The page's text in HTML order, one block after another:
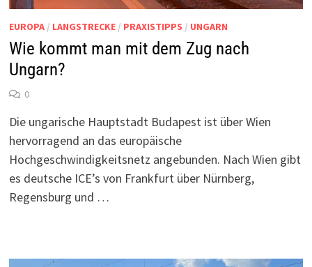
EUROPA/ LANGSTRECKE/ PRAXISTIPPS / UNGARN
Wie kommt man mit dem Zug nach
Ungarn?
0
Die ungarische Hauptstadt Budapest ist über Wien
hervorragend an das europäische
Hochgeschwindigkeitsnetz angebunden. Nach Wien gibt
es deutsche ICE’s von Frankfurt über Nürnberg,
Regensburg und …